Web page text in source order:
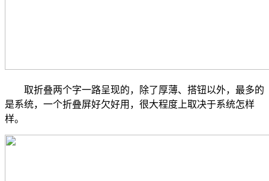
取折叠两个字一路呈现的，除了厚薄、搭钮以外，最多的
是系统，一个折叠屏好欠好用，很大程度上取决于系统怎样
样。